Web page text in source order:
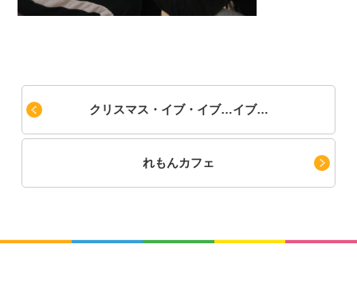
クリスマス・イブ・イブ…イブ…
れもんカフェ